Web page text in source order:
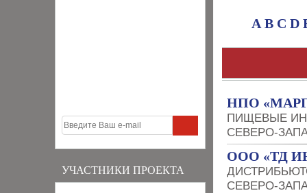
УЧАСТНИКИ ПРОЕКТА
A B C D
НПО
ПИЩЕВЫЕ
СЕВЕРО-
OOO «ТД
СЕВЕРО-